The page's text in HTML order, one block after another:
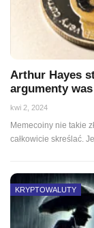
Arthur Hayes
argumenty
kwi 2, 2024
Memecoiny nie takie
całkowicie skreślać.
KRYPTOWALUTY